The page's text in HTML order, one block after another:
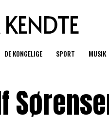
DE KONGELIGE SPORT MUSIK